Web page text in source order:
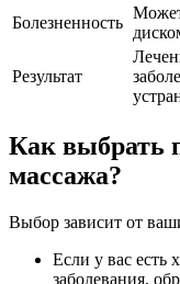
Болезненность
Результат
Как выбрать
массажа?
Выбор зависит от
Если у вас есть
заболевания,